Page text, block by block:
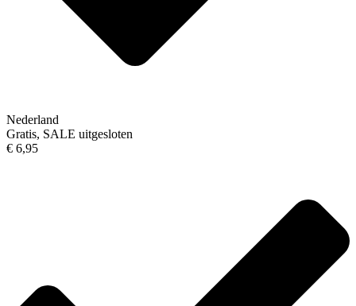
Nederland
Gratis, SALE uitgesloten
€ 6,95